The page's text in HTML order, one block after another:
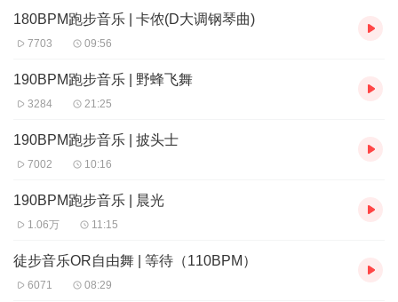
180BPM跑步音乐 | 卡侬(D大调钢琴曲)
7703 09:56
190BPM跑步音乐 | 野蜂飞舞
3284 21:25
190BPM跑步音乐 | 披头士
7002 10:16
190BPM跑步音乐 | 晨光
1.06万 11:15
徒步音乐OR自由舞 | 等待（110BPM）
6071 08:29